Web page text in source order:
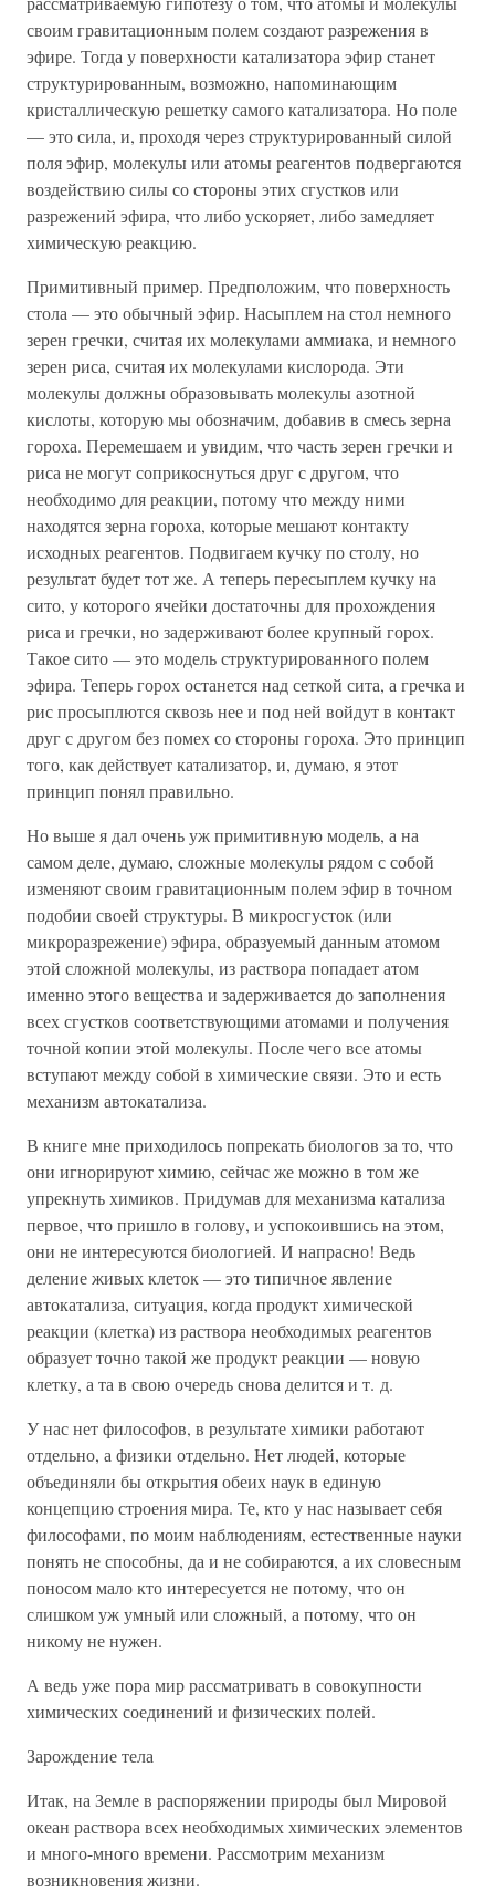
своим гравитационным полем создают разрежения в
эфире. Тогда у поверхности катализатора эфир станет
структурированным, возможно, напоминающим
кристаллическую решетку самого катализатора. Но поле
— это сила, и, проходя через структурированный силой
поля эфир, молекулы или атомы реагентов подвергаются
воздействию силы со стороны этих сгустков или
разрежений эфира, что либо ускоряет, либо замедляет
химическую реакцию.
Примитивный пример. Предположим, что поверхность
стола — это обычный эфир. Насыплем на стол немного
зерен гречки, считая их молекулами аммиака, и немного
зерен риса, считая их молекулами кислорода. Эти
молекулы должны образовывать молекулы азотной
кислоты, которую мы обозначим, добавив в смесь зерна
гороха. Перемешаем и увидим, что часть зерен гречки и
риса не могут соприкоснуться друг с другом, что
необходимо для реакции, потому что между ними
находятся зерна гороха, которые мешают контакту
исходных реагентов. Подвигаем кучку по столу, но
результат будет тот же. А теперь пересыплем кучку на
сито, у которого ячейки достаточны для прохождения
риса и гречки, но задерживают более крупный горох.
Такое сито — это модель структурированного полем
эфира. Теперь горох останется над сеткой сита, а гречка и
рис просыплются сквозь нее и под ней войдут в контакт
друг с другом без помех со стороны гороха. Это принцип
того, как действует катализатор, и, думаю, я этот
принцип понял правильно.
Но выше я дал очень уж примитивную модель, а на
самом деле, думаю, сложные молекулы рядом с собой
изменяют своим гравитационным полем эфир в точном
подобии своей структуры. В микросгусток (или
микроразрежение) эфира, образуемый данным атомом
этой сложной молекулы, из раствора попадает атом
именно этого вещества и задерживается до заполнения
всех сгустков соответствующими атомами и получения
точной копии этой молекулы. После чего все атомы
вступают между собой в химические связи. Это и есть
механизм автокатализа.
В книге мне приходилось попрекать биологов за то, что
они игнорируют химию, сейчас же можно в том же
упрекнуть химиков. Придумав для механизма катализа
первое, что пришло в голову, и успокоившись на этом,
они не интересуются биологией. И напрасно! Ведь
деление живых клеток — это типичное явление
автокатализа, ситуация, когда продукт химической
реакции (клетка) из раствора необходимых реагентов
образует точно такой же продукт реакции — новую
клетку, а та в свою очередь снова делится и т. д.
У нас нет философов, в результате химики работают
отдельно, а физики отдельно. Нет людей, которые
объединяли бы открытия обеих наук в единую
концепцию строения мира. Те, кто у нас называет себя
философами, по моим наблюдениям, естественные науки
понять не способны, да и не собираются, а их словесным
поносом мало кто интересуется не потому, что он
слишком уж умный или сложный, а потому, что он
никому не нужен.
А ведь уже пора мир рассматривать в совокупности
химических соединений и физических полей.
Зарождение тела
Итак, на Земле в распоряжении природы был Мировой
океан раствора всех необходимых химических элементов
и много-много времени. Рассмотрим механизм
возникновения жизни.